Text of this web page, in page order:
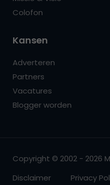
Colofon
Kansen
Adverteren
Partners
Vacatures
Blogger worden
Copyright © 2002 - 2026
Disclaimer
Privacy